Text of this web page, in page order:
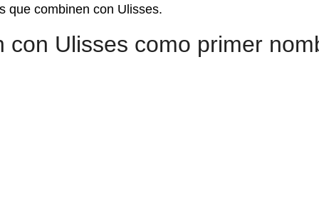
que combinen con Ulisses.
con Ulisses como primer